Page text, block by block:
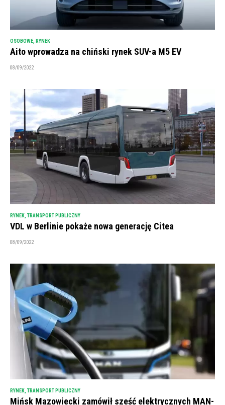
OSOBOWE RYNEK
Aito wprowadza na chiński rynek SUV-a M5 EV
08/09/2022
RYNEK TRANSPORT PUBLICZNY
VDL w Berlinie pokaże nowa generację Citea
08/09/2022
RYNEK TRANSPORT PUBLICZNY
Mińsk Mazowiecki zamówił sześć elektrycznych MAN-